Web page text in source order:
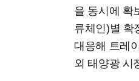
을 동시에 확
류체인)별 확
대응해 트레
외 태양광 시